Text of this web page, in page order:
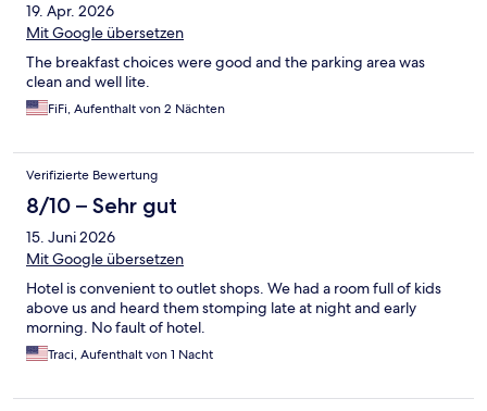
19. Apr. 2026
Mit Google übersetzen
The breakfast choices were good and the parking area was
clean and well lite.
FiFi, Aufenthalt von 2 Nächten
Verifizierte Bewertung
8/10 – Sehr gut
15. Juni 2026
Mit Google übersetzen
Hotel is convenient to outlet shops. We had a room full of kids
above us and heard them stomping late at night and early
morning. No fault of hotel.
Traci, Aufenthalt von 1 Nacht